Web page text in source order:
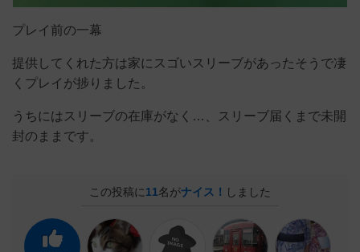
プレイ前の一幕
提供してくれた方は家にスゴいスリーブがあったそうで凄
くプレイが捗りました。
うちにはスリーブの在庫がなく…、スリーブ届くまで未開
封のままです。
この投稿に11名がナイス！ しました